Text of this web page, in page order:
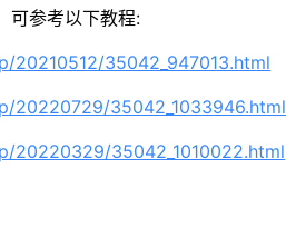
可参考以下教程:
20210512/35042_947013.html
20220729/35042_1033946.html
20220329/35042_1010022.html